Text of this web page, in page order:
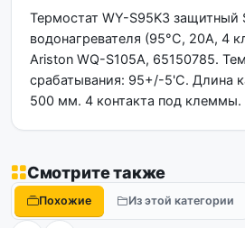
Термостат WY-S95K3 защитный
водонагревателя (95°C, 20А, 4
Ariston WQ-S105A, 65150785.
срабатывания: 95+/-5'C. Длина
500 мм. 4 контакта под клеммы.
Смотрите также
Похожие Из этой категории